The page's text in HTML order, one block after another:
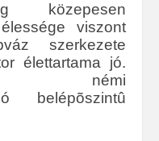
közepesen
viszont
szerkezete
élettartama jó.
némi
belépõszintû